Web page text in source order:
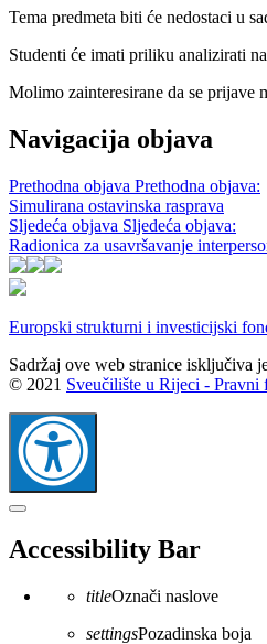
Tema predmeta biti će nedostaci u
Studenti će imati priliku analizirati
Molimo zainteresirane da se
Navigacija objava
Prethodna objava Prethodna objava:
Simulirana ostavinska rasprava
Sljedeća objava Sljedeća objava:
Radionica za usavršavanje
Europski strukturni i investicijski
Sadržaj ove web stranice isključiva
© 2021 Sveučilište u Rijeci - Pravni
Zatvaranje
trake
Accessibility Bar
titleOznači naslove
settingsPozadinska boja